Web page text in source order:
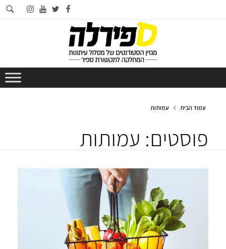
facebook
twitter
youtube
instagram
עמוד הבית עמותות
פוסטים: עמותות